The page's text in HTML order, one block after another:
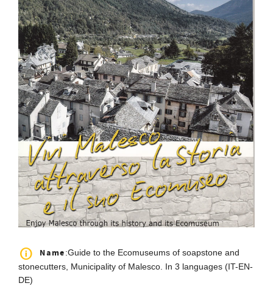
Name:Guide to the Ecomuseums of soapstone and
stonecutters, Municipality of Malesco. In 3 languages (IT-EN-
DE)